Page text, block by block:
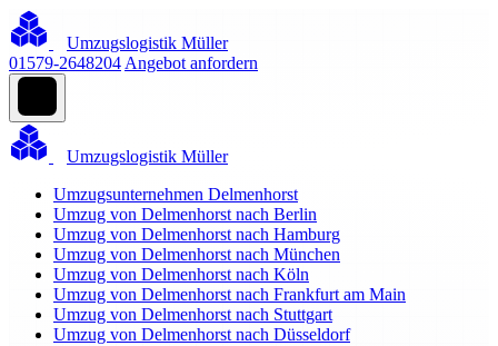
Umzugslogistik Müller
01579-2648204 Angebot anfordern
Umzugslogistik Müller
Umzugsunternehmen Delmenhorst
Umzug von Delmenhorst nach Berlin
Umzug von Delmenhorst nach Hamburg
Umzug von Delmenhorst nach München
Umzug von Delmenhorst nach Köln
Umzug von Delmenhorst nach Frankfurt am Main
Umzug von Delmenhorst nach Stuttgart
Umzug von Delmenhorst nach Düsseldorf